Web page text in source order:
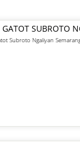
SUBROTO
Subroto Ngaliyan